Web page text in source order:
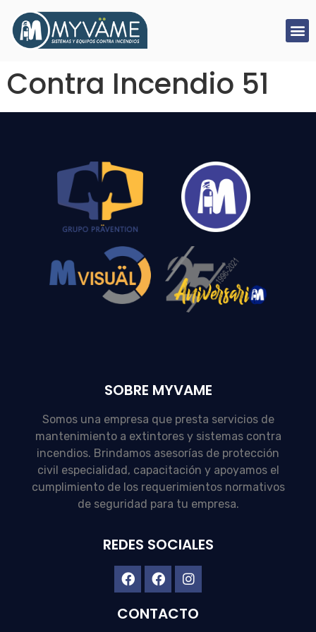
Contra Incendio 51
SOBRE MYVAME
Somos una empresa que presta servicios de
mantenimiento a extintores y sistemas contra
incendios. Brindamos asesorías de protección
civil especialidad, capacitación y apoyamos el
cumplimiento de los requerimientos normativos
de seguridad para tu empresa.
REDES SOCIALES
CONTACTO